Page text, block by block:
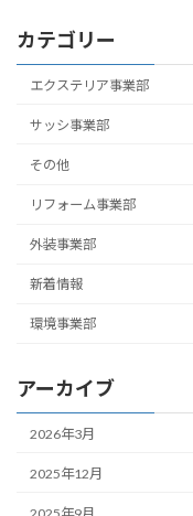
カテゴリー
エクステリア事業部
サッシ事業部
その他
リフォーム事業部
外装事業部
新着情報
環境事業部
アーカイブ
2026年3月
2025年12月